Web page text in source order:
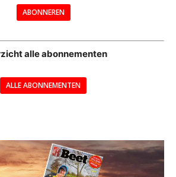
ABONNEREN
alle abonnementen
ALLE ABONNEMENTEN